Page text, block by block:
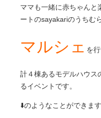
ママも一緒に赤ちゃんと
ートのsayakariのうちむ
マルシェ を行
計４棟あるモデルハウス
るイベントです。
⬇️のようなことができま